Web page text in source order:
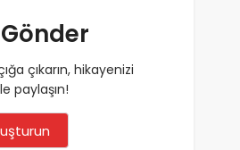
Gönder
çıkarın, hikayenizi
paylaşın!